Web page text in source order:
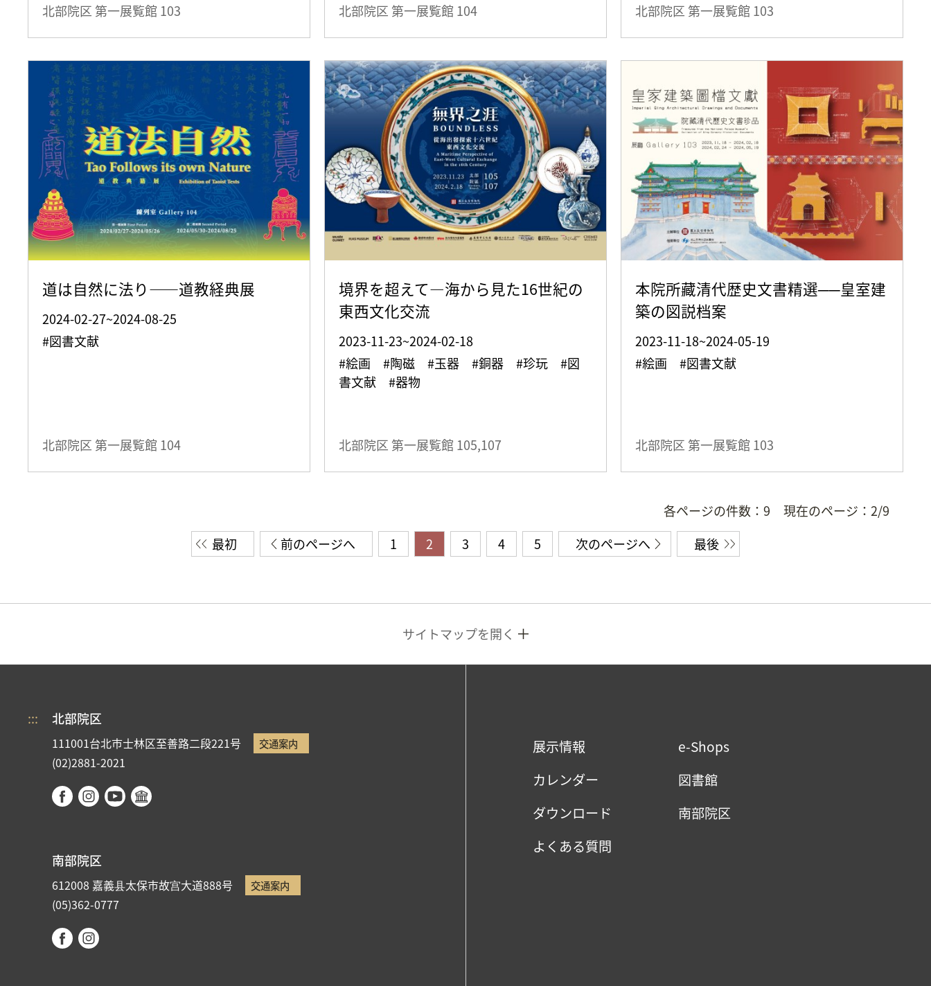
北部院区 第一展覧館 103 北部院区 第一展覧館 104 北部院区 第一展覧館 103
道は自然に法り——道教経典展
2024-02-27~2024-08-25
#図書文献
北部院区 第一展覧館 104
境界を超えて—海から見た16世紀の
東西文化交流
2023-11-23~2024-02-18
#絵画 #陶磁 #玉器 #銅器 #珍玩 #図
書文献 #器物
北部院区 第一展覧館 105,107
本院所藏清代歴史文書精選──皇室建
築の図説档案
2023-11-18~2024-05-19
#絵画 #図書文献
北部院区 第一展覧館 103
各ページの件数： 9 現在のページ： 2/9
最初
前のページへ 1 2 3 4 5 次のページへ 最後
サイトマップを開く
::: 北部院区
111001台北市士林区至善路二段221号 交通案内
(02)2881-2021
南部院区
612008 嘉義县太保市故宫大道888号 交通案内
(05)362-0777
展示情報
カレンダー
ダウンロード
よくある質問
e-Shops
図書館
南部院区